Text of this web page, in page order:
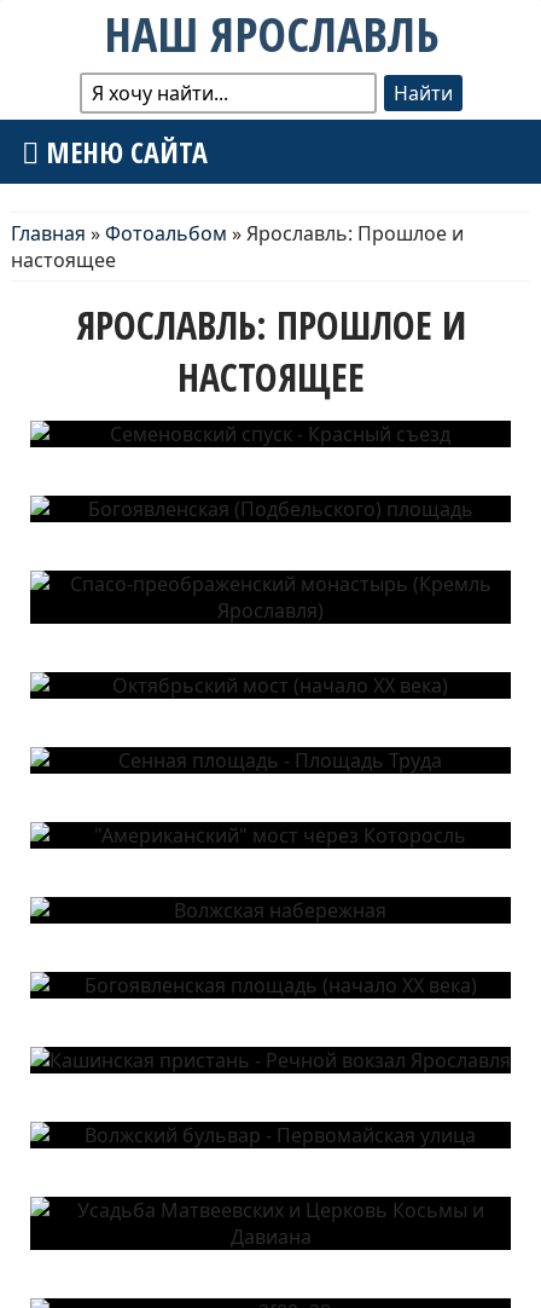
НАШ ЯРОСЛАВЛЬ
МЕНЮ САЙТА
Главная »Фотоальбом » Ярославль: Прошлое и
настоящее
ЯРОСЛАВЛЬ: ПРОШЛОЕ И
НАСТОЯЩЕЕ